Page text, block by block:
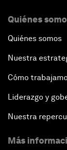
Quiénes
Quiénes somos
Nuestra
Cómo
Liderazgo y
Nuestra
Más